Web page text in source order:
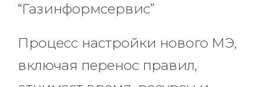
“Газинформсервис”
Процесс настройки нового МЭ,
включая перенос правил,